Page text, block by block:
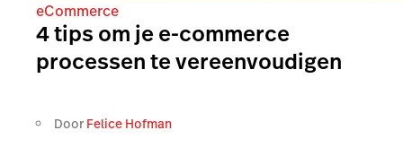
eCommerce
4 tips om je e-commerce
processen te vereenvoudigen
Door Felice Hofman